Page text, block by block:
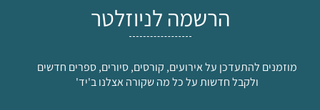
הרשמה לניוזלטר
מוזמנים להתעדכן על אירועים, קורסים, סיורים, ספרים חדשים
ולקבל חדשות על כל מה שקורה אצלנו ב'יד'